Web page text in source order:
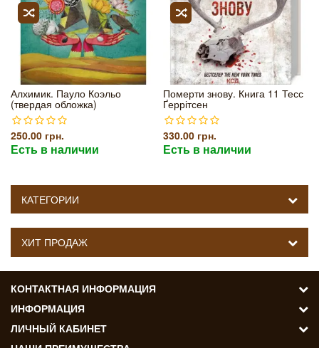
Алхимик. Пауло Коэльо
(твердая обложка)
250.00 грн.
Есть в наличии
Померти знову. Книга 11 Тесс
Ґеррітсен
330.00 грн.
Есть в наличии
КАТЕГОРИИ
ХИТ ПРОДАЖ
КОНТАКТНАЯ ИНФОРМАЦИЯ
ИНФОРМАЦИЯ
ЛИЧНЫЙ КАБИНЕТ